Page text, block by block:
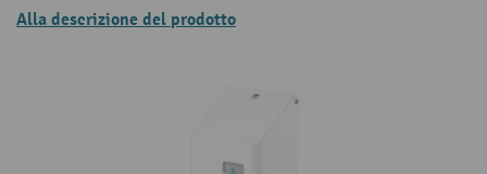
Alla descrizione del prodotto